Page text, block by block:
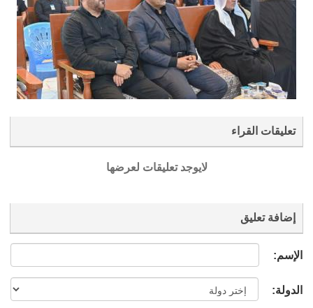
تعليقات القراء
لايوجد تعليقات لعرضها
إضافة تعليق
الإسم:
الدولة: